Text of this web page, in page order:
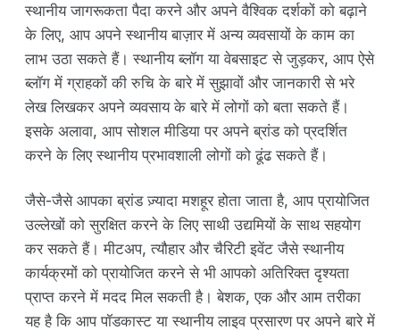
स्थानीय जागरूकता पैदा करने और अपने वैश्विक दर्शकों को बढ़ाने
के लिए, आप अपने स्थानीय बाज़ार में अन्य व्यवसायों के काम का
लाभ उठा सकते हैं। स्थानीय ब्लॉग या वेबसाइट से जुड़कर, आप ऐसे
ब्लॉग में ग्राहकों की रुचि के बारे में सुझावों और जानकारी से भरे
लेख लिखकर अपने व्यवसाय के बारे में लोगों को बता सकते हैं।
इसके अलावा, आप सोशल मीडिया पर अपने ब्रांड को प्रदर्शित
करने के लिए स्थानीय प्रभावशाली लोगों को ढूंढ सकते हैं।
जैसे-जैसे आपका ब्रांड ज़्यादा मशहूर होता जाता है, आप प्रायोजित
उल्लेखों को सुरक्षित करने के लिए साथी उद्यमियों के साथ सहयोग
कर सकते हैं। मीटअप, त्यौहार और चैरिटी इवेंट जैसे स्थानीय
कार्यक्रमों को प्रायोजित करने से भी आपको अतिरिक्त दृश्यता
प्राप्त करने में मदद मिल सकती है। बेशक, एक और आम तरीका
यह है कि आप पॉडकास्ट या स्थानीय लाइव प्रसारण पर अपने बारे में